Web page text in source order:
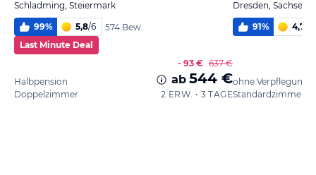
Schladming, Steiermark
99% 5,8/6
574 Bew.
Last Minute Deal
Halbpension
Doppelzimmer
- 93 € 637 €
ab 544 €
2 ERW. • 3 TAGE
Dresden, Sachsen
91% 4,7
ohne Verpflegung